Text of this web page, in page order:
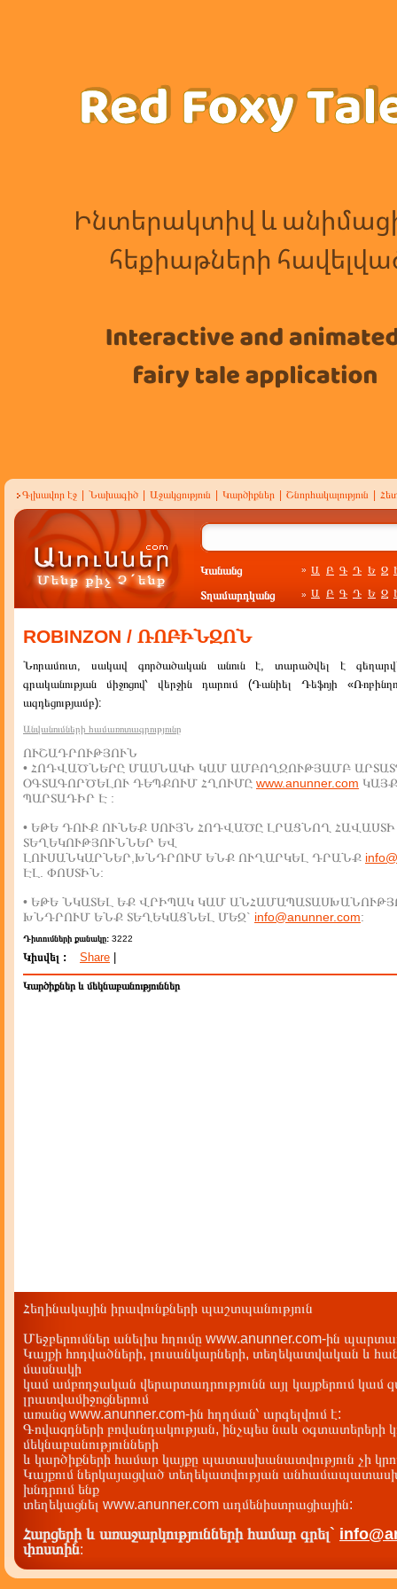
Գլխավոր էջ Նախագիծ Աջակցություն Կարծիքներ Շնորհակալություն
Կանանց » Ա Բ Գ Դ Ե Զ
Տղամարդկանց » Ա Բ Գ Դ Ե Զ
ROBINZON / ՌՈԲԻՆԶՈՆ
Նորամուտ, սակավ գործածական անուն է, տարածվել է
գրականության միջոցով՝ վերջին դարում (Դանիել Դեֆոյի
ազդեցությամբ):
Անվանումների համառոտագրությունը
ՈՒՇԱԴՐՈՒԹՅՈՒՆ
• ՀՈԴՎԱԾՆԵՐԸ ՄԱՍՆԱԿԻ ԿԱՄ ԱՄԲՈՂՋՈՒԹՅԱՄԲ
ՕԳՏԱԳՈՐԾԵԼՈՒ ԴԵՊՔՈՒՄ ՀՂՈՒՄԸ www.anunner.com
ՊԱՐՏԱԴԻՐ Է :
• ԵԹԵ ԴՈՒՔ ՈՒՆԵՔ ՍՈՒՅՆ ՀՈԴՎԱԾԸ ԼՐԱՑՆՈՂ ՀԱՎԱՍՏԻ
ՏԵՂԵԿՈՒԹՅՈՒՆՆԵՐ ԵՎ
ԼՈՒՍԱՆԿԱՐՆԵՐ,ԽՆԴՐՈՒՄ ԵՆՔ ՈՒՂԱՐԿԵԼ ԴՐԱՆՔ
ԷԼ. ՓՈՍՏԻՆ:
• ԵԹԵ ՆԿԱՏԵԼ ԵՔ ՎՐԻՊԱԿ ԿԱՄ
ԽՆԴՐՈՒՄ ԵՆՔ ՏԵՂԵԿԱՑՆԵԼ ՄԵԶ` info@anunner.com:
Դիտումների քանակը: 3222
Կիսվել : Share
Կարծիքներ և մեկնաբանություններ
Հեղինակային իրավունքների պաշտպանություն
Մեջբերումներ անելիս հղումը www.anunner.com-ին
Կայքի հոդվածների, լուսանկարների, տեղեկատվական և
մասնակի
կամ ամբողջական վերարտադրությունն այլ կայքերում կամ
լրատվամիջոցներում
առանց www.anunner.com-ին հղղման՝ արգելվում է:
Գովազդների բովանդակության, ինչպես նաև օգտատերերի
մեկնաբանությունների
և կարծիքների համար կայքը պատասխանատվություն չի
Կայքում ներկայացված տեղեկատվության
խնդրում ենք
տեղեկացնել www.anunner.com ադմենիստրացիային:
Հարցերի և առաջարկությունների համար գրել`
փոստին: